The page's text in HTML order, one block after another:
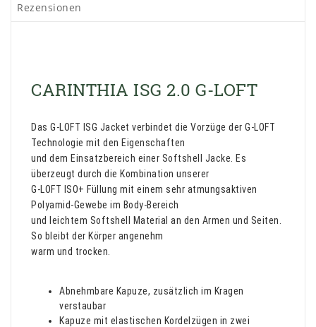
Rezensionen
CARINTHIA ISG 2.0 G-LOFT
Das G-LOFT ISG Jacket verbindet die Vorzüge der G-LOFT
Technologie mit den Eigenschaften
und dem Einsatzbereich einer Softshell Jacke. Es
überzeugt durch die Kombination unserer
G-LOFT ISO+ Füllung mit einem sehr atmungsaktiven
Polyamid-Gewebe im Body-Bereich
und leichtem Softshell Material an den Armen und Seiten.
So bleibt der Körper angenehm
warm und trocken.
Abnehmbare Kapuze, zusätzlich im Kragen
verstaubar
Kapuze mit elastischen Kordelzügen in zwei